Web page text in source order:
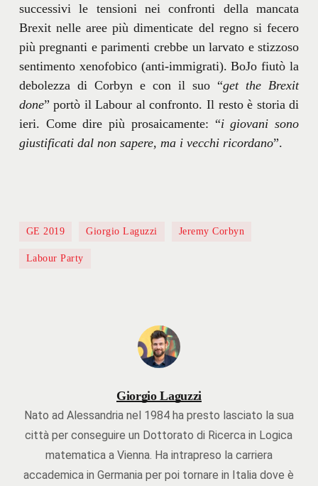
successivi le tensioni nei confronti della mancata
Brexit nelle aree più dimenticate del regno si fecero
più pregnanti e parimenti crebbe un larvato e stizzoso
sentimento xenofobico (anti-immigrati). BoJo fiutò la
debolezza di Corbyn e con il suo “get the Brexit
done” portò il Labour al confronto. Il resto è storia di
ieri. Come dire più prosaicamente: “i giovani sono
giustificati dal non sapere, ma i vecchi ricordano”.
GE 2019 Giorgio Laguzzi Jeremy Corbyn
Labour Party
Giorgio Laguzzi
Nato ad Alessandria nel 1984 ha presto lasciato la sua
città per conseguire un Dottorato di Ricerca in Logica
matematica a Vienna. Ha intrapreso la carriera
accademica in Germania per poi tornare in Italia dove è